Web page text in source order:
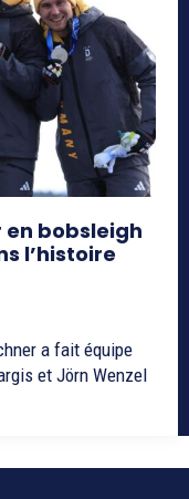
en bobsleigh
l’histoire
a fait équipe
et Jörn Wenzel